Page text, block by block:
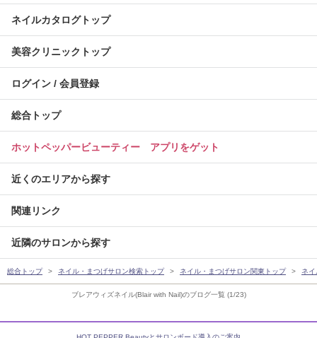
ブレアウィズネイル(Blair with Nail)のブログ一覧 (1/23)
ネイルカタログトップ
美容クリニックトップ
ログイン / 会員登録
総合トップ
ホットペッパービューティー アプリをゲット
近くのエリアから探す
関連リンク
近隣のサロンから探す
総合トップ ネイル・まつげサロン検索トップ ネイル・まつげサロン関東トップ ネ